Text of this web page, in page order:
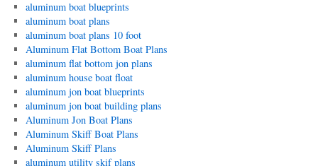
aluminum boat blueprints
aluminum boat plans
aluminum boat plans 10 foot
Aluminum Flat Bottom Boat Plans
aluminum flat bottom jon plans
aluminum house boat float
aluminum jon boat blueprints
aluminum jon boat building plans
Aluminum Jon Boat Plans
Aluminum Skiff Boat Plans
Aluminum Skiff Plans
aluminum utility skif plans